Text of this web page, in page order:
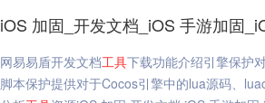
iOS 加固_开发文档_iOS 手游加固
网易易盾开发文档工具下载功能介绍引擎保护
脚本保护提供对于Cocos引擎中的lua源码、